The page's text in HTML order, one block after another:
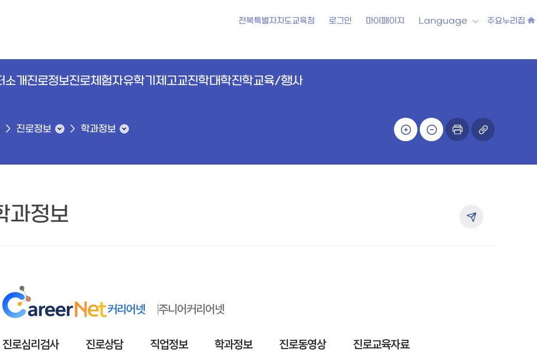
전북특별자치도교육청 로그인 마이페이지 Language 주요누리집
소개진로정보진로체험자유학기제고교진학대학진학교육/행사
진로정보 학과정보
과정보